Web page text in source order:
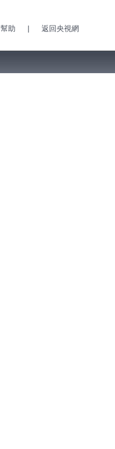
幫助 | 返回央視網